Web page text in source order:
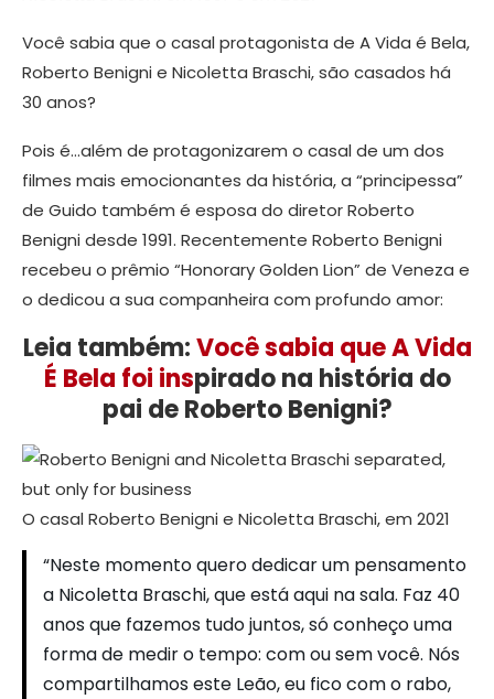
Você sabia que o casal protagonista de A Vida é Bela,
Roberto Benigni e Nicoletta Braschi, são casados há
30 anos?
Pois é…além de protagonizarem o casal de um dos
filmes mais emocionantes da história, a “principessa”
de Guido também é esposa do diretor Roberto
Benigni desde 1991. Recentemente Roberto Benigni
recebeu o prêmio “Honorary Golden Lion” de Veneza e
o dedicou a sua companheira com profundo amor:
Leia também:Você sabia que A Vida
É Bela foi inspirado na história do
pai de Roberto Benigni?
O casal Roberto Benigni e Nicoletta Braschi, em 2021
“Neste momento quero dedicar um pensamento
a Nicoletta Braschi, que está aqui na sala. Faz 40
anos que fazemos tudo juntos, só conheço uma
forma de medir o tempo: com ou sem você. Nós
compartilhamos este Leão, eu fico com o rabo,